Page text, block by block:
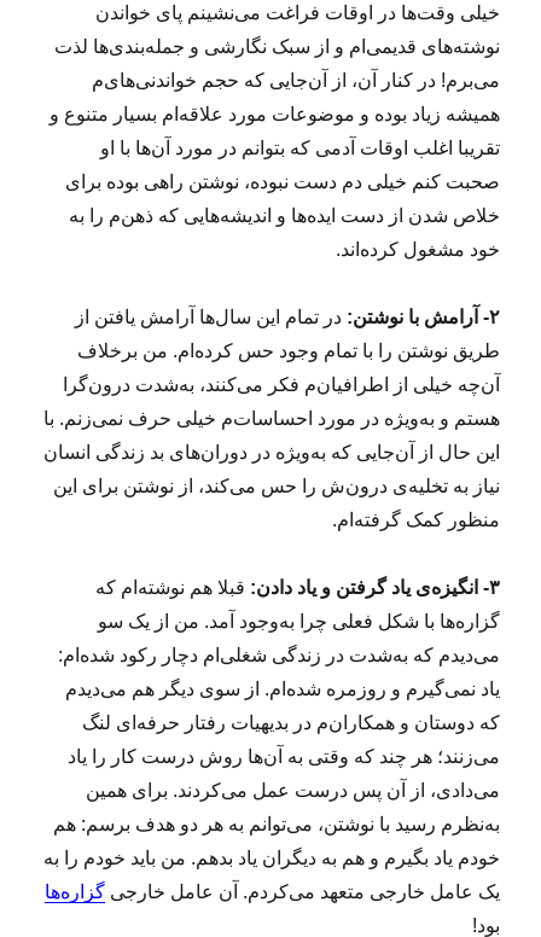
خیلی وقت‌ها در اوقات فراغت می‌نشینم پای خواندن
نوشته‌های قدیمی‌ام و از سبک نگارشی‌ و جمله‌بندی‌ها لذت
می‌برم! در کنار آن، از آن‌جایی که حجم خواندنی‌های‌م
همیشه زیاد بوده و موضوعات مورد علاقه‌ام بسیار متنوع و
تقریبا اغلب اوقات آدمی که بتوانم در مورد آن‌ها با او
صحبت کنم خیلی دم دست نبوده، نوشتن راهی بوده برای
خلاص شدن از دست ایده‌ها و اندیشه‌هایی که ذهن‌م را به
خود مشغول کرده‌اند.
۲- آرامش با نوشتن:
در تمام این سال‌ها آرامش یافتن از
طریق نوشتن را با تمام وجود حس کرده‌ام. من برخلاف
آن‌چه خیلی از اطرافیان‌م فکر می‌کنند، به‌شدت درون‌گرا
هستم و به‌ویژه در مورد احساسات‌م خیلی حرف نمی‌زنم. با
این حال از آن‌جایی که به‌ویژه در دوران‌های بد زندگی انسان
نیاز به تخلیه‌ی درون‌ش را حس می‌کند، از نوشتن برای این
منظور کمک گرفته‌ام.
۳- انگیزه‌ی یاد گرفتن و یاد دادن:
قبلا هم نوشته‌ام که
گزاره‌ها با شکل فعلی چرا به‌وجود آمد. من از یک سو
می‌دیدم که به‌شدت در زندگی‌ شغلی‌ام دچار رکود شده‌ام:
یاد نمی‌گیرم و روزمره شده‌ام. از سوی دیگر هم می‌دیدم
که دوستان و همکاران‌م در بدیهیات رفتار حرفه‌ای لنگ
می‌زنند؛ هر چند که وقتی به آن‌ها روش درست کار را یاد
می‌دادی، از آن پس درست عمل می‌کردند. برای همین
به‌نظرم رسید با نوشتن، می‌توانم به هر دو هدف برسم: هم
خودم یاد بگیرم و هم به دیگران یاد بدهم. من باید خودم را به
یک عامل خارجی متعهد می‌کردم. آن عامل خارجیگزاره‌ها
بود!